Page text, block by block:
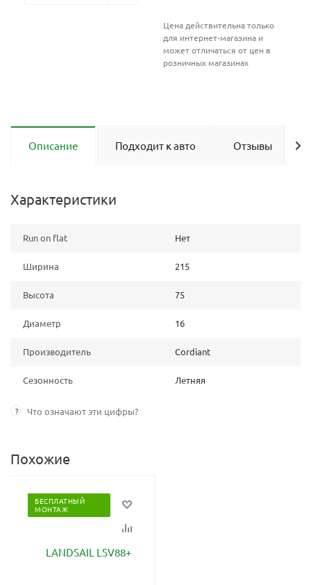
Цена действительна только
для интернет-магазина и
может отличаться от цен в
розничных магазинах
Описание Подходит к авто Отзывы
Характеристики
Run on flat Нет
Ширина 215
Высота 75
Диаметр 16
Производитель Cordiant
Сезонность Летняя
? Что означают эти цифры?
Похожие
БЕСПЛАТНЫЙ
МОНТАЖ